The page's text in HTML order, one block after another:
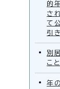
的
さ
て
引
別
こ
年